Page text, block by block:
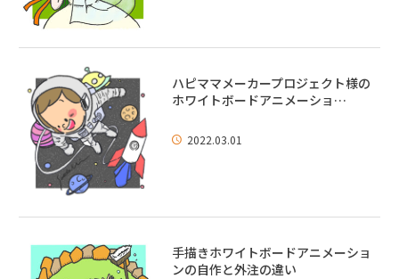
ハピママメーカープロジェクト様の
ホワイトボードアニメーショ…
2022.03.01
手描きホワイトボードアニメーショ
ンの自作と外注の違い